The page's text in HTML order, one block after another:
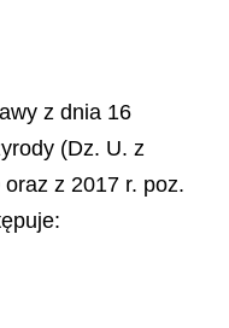
z dnia 16
(Dz. U. z
z 2017 r. poz.